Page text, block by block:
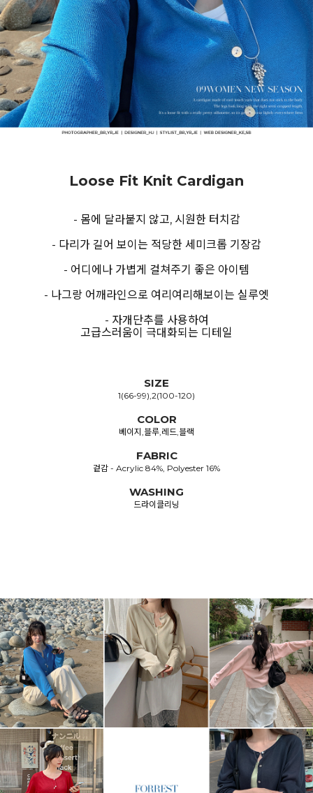
Loose Fit Knit Cardigan
- 몸에 달라붙지 않고, 시원한 터치감
- 다리가 길어 보이는 적당한 세미크롭 기장감
- 어디에나 가볍게 걸쳐주기 좋은 아이템
- 나그랑 어깨라인으로 여리여리해보이는 실루엣
- 자개단추를 사용하여
고급스러움이 극대화되는 디테일
SIZE
1(66-99),2(100-120)
COLOR
베이지,블루,레드,블랙
FABRIC
겉감 - Acrylic 84%, Polyester 16%
WASHING
드라이클리닝